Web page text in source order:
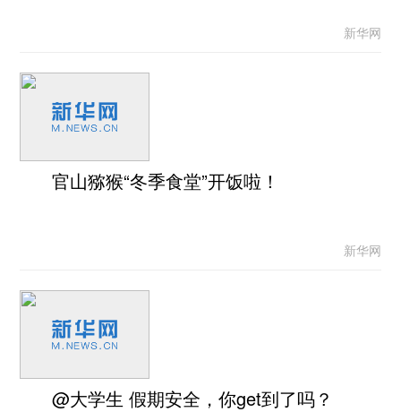
新华网
官山猕猴“冬季食堂”开饭啦！
新华网
@大学生 假期安全，你get到了吗？